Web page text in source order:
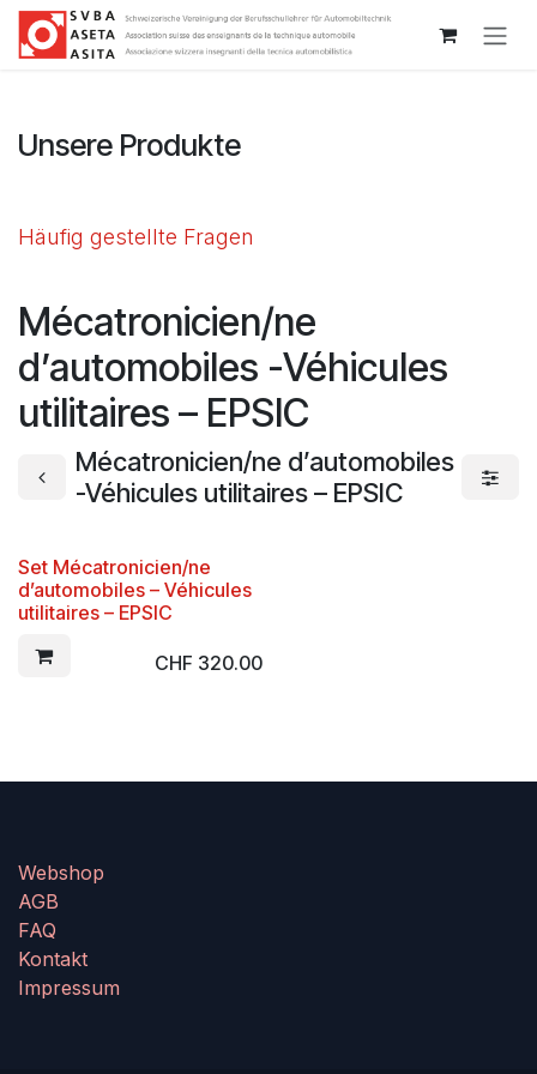
Zum Inhalt springen
Unsere Produkte
Häufig gestellte Fragen
Mécatronicien/ne
d’automobiles -Véhicules
utilitaires – EPSIC
Mécatronicien/ne d’automobiles
-Véhicules utilitaires – EPSIC
Set Mécatronicien/ne
d’automobiles – Véhicules
utilitaires – EPSIC
CHF 320.00
Webshop
AGB
FAQ
Kontakt
Impressum